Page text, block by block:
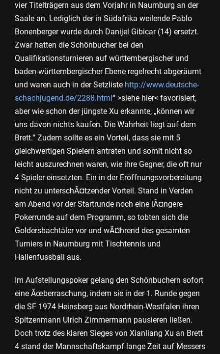
vier Titelträgern aus dem Vorjahr in Naumburg an der
Saale an. Lediglich der in Südafrika weilende Pablo
Bonenberger wurde durch Danijel Gibicar (14) ersetzt.
Zwar hatten die Schönbucher bei den
Qualifikationsturnieren auf württembergischer und
baden-württembergischer Ebene regelrecht abgeräumt
und waren auch in der Setzliste http://www.deutsche-
schachjugend.de/2288.html“ >siehe hier< favorisiert,
aber wie schon der jüngste Xu erkannte, „können wir
uns davon nichts kaufen. Die Wahrheit liegt auf dem
Brett.“ Zudem sollte es ein Vorteil, dass sie mit 5
gleichwertigen Spielern antraten und somit nicht so
leicht auszurechnen waren, wie ihre Gegner, die oft nur
4 Spieler einsetzten. Ein in der Eröffnungsvorbereitung
nicht zu unterschÃ¤tzender Vorteil. Stand in Verden
am Abend vor der Startrunde noch eine lÃ¤ngere
Pokerrunde auf dem Programm, so tobten sich die
Goldersbachtäler vor und wÃ¤hrend des gesamten
Turniers in Naumburg mit Tischtennis und
Hallenfussball aus.
Im Aufstellungspoker gelang den Schönbuchern sofort
eine Ãœberraschung, indem sie in der 1. Runde gegen
die SF 1974 Heinsberg aus Nordrhein-Westfalen ihren
Spitzenmann Ulrich Zimmermann pausieren ließen.
Doch trotz des klaren Sieges von Xianliang Xu an Brett
4 stand der Mannschaftskampf lange Zeit auf Messers